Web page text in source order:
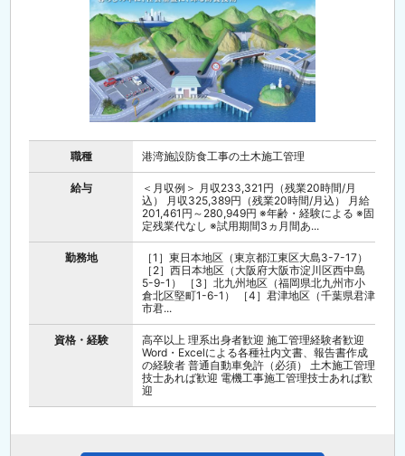
職種 港湾施設防食工事の土木施工管理
給与
＜月収例＞ 月収233,321円（残業20時間/月
込） 月収325,389円（残業20時間/月込） 月給
201,461円～280,949円 ※年齢・経験による ※固
定残業代なし ※試用期間3ヵ月間あ...
勤務地
［1］東日本地区（東京都江東区大島3-7-17）
［2］西日本地区（大阪府大阪市淀川区西中島
5-9-1） ［3］北九州地区（福岡県北九州市小
倉北区堅町1-6-1） ［4］君津地区（千葉県君津
市君...
資格・経験
高卒以上 理系出身者歓迎 施工管理経験者歓迎
Word・Excelによる各種社内文書、報告書作成
の経験者 普通自動車免許（必須） 土木施工管理
技士あれば歓迎 電機工事施工管理技士あれば歓
迎